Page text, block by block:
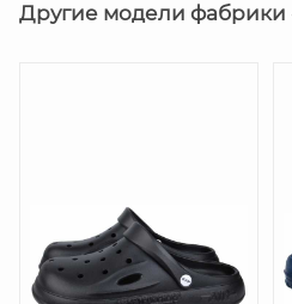
Другие модели фабрики